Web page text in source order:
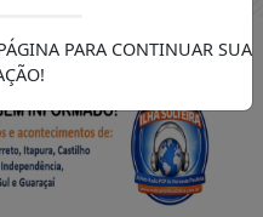
PARA CONTINUAR SUA